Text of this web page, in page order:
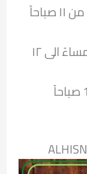
من ١١ صباحاً
من ١٢ مساءً الى ١٢